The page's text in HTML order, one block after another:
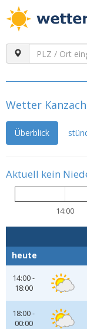
Wetter
Überblick
Aktuell kein
14:00
heute
14:00 -
18:00
18:00 -
00:00